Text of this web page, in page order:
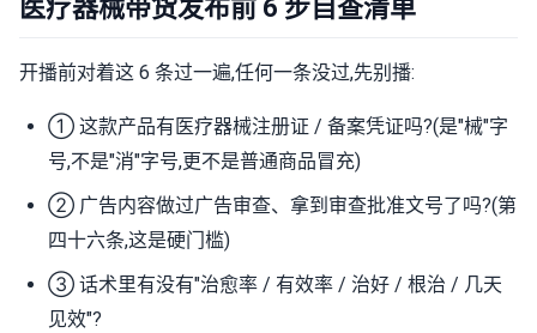
医疗器械带货发布前 6 步自查清单
开播前对着这 6 条过一遍,任何一条没过,先别播:
① 这款产品有医疗器械注册证 / 备案凭证吗?(是"械"字
号,不是"消"字号,更不是普通商品冒充)
② 广告内容做过广告审查、拿到审查批准文号了吗?(第
四十六条,这是硬门槛)
③ 话术里有没有"治愈率 / 有效率 / 治好 / 根治 / 几天
见效"?